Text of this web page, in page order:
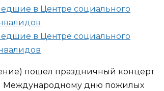
пошел праздничный концерт
Международному дню пожилых